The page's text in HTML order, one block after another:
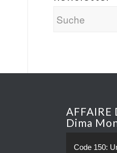
AFFAIRE
Dima
Code 150: